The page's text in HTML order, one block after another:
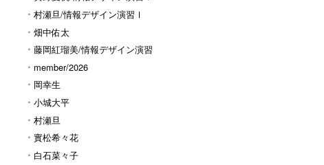
村瀬旦/情報デザイン演習Ⅰ
畑中佑太
藤岡紅瑠美/情報デザイン演習
Ⅰ member/2026
岡幸生
小城大平
村瀬旦
實松希々花
白石菜々子